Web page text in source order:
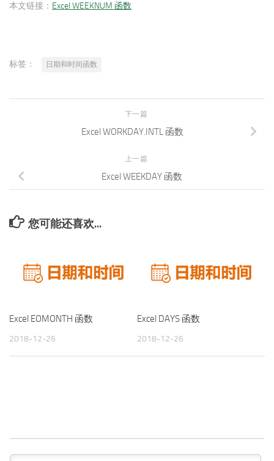
本文链接： Excel WEEKNUM 函数
标签： 日期和时间函数
下一篇
Excel WORKDAY.INTL 函数
上一篇
Excel WEEKDAY 函数
您可能还喜欢...
Excel EOMONTH 函数
2018-12-26
Excel DAYS 函数
2018-12-26